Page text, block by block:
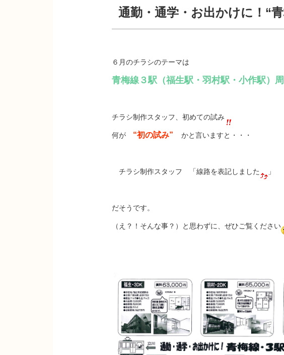
通勤・通学・お出かけに！“
６月のチラシのテーマは
青梅線３駅（福生駅・羽村駅・小作駅）
チラシ制作スタッフ、初めての試み
何が “初の試み” かと言いますと・・・
チラシ制作スタッフ 「線路を表記しました 」
だそうです。
（え？！そんな事？）と思わずに、ぜひご覧ください